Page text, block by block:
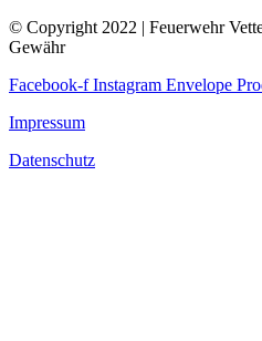
© Copyright 2022 | Feuerwehr
Gewähr
Facebook-f Instagram Envelope
Impressum
Datenschutz